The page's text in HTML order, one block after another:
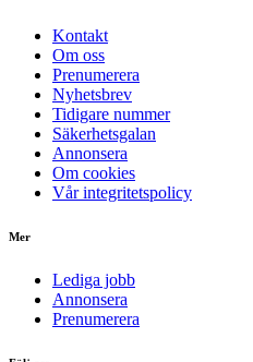
Kontakt
Om oss
Prenumerera
Nyhetsbrev
Tidigare nummer
Säkerhetsgalan
Annonsera
Om cookies
Vår integritetspolicy
Mer
Lediga jobb
Annonsera
Prenumerera